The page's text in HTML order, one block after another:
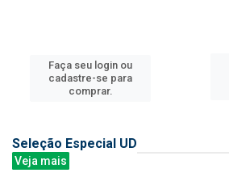
Faça seu login ou
cadastre-se para
comprar.
Seleção Especial UD
Veja mais